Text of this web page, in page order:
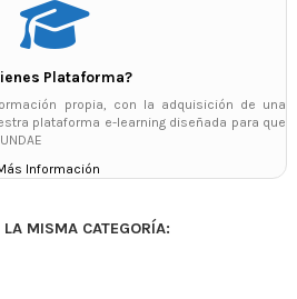
Plataforma?
propia, con la adquisición de una
plataforma e-learning diseñada para que
Información
MISMA CATEGORÍA: